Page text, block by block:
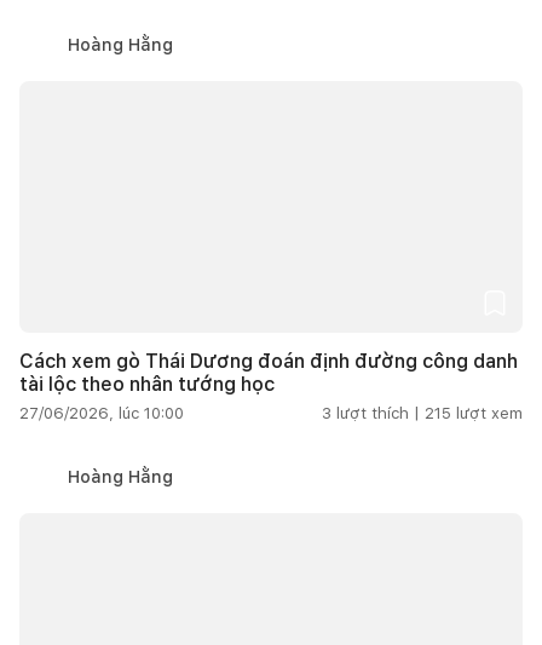
Hoàng Hằng
Cách xem gò Thái Dương đoán định đường công danh
tài lộc theo nhân tướng học
27/06/2026, lúc 10:00 3 lượt thích | 215 lượt xem
Hoàng Hằng